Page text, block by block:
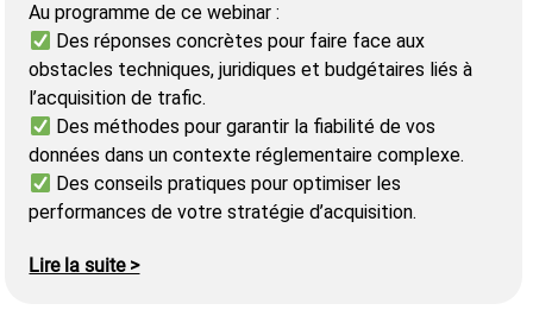
Au programme de ce webinar :
Des réponses concrètes pour faire face aux
obstacles techniques, juridiques et budgétaires liés à
l’acquisition de trafic.
Des méthodes pour garantir la fiabilité de vos
données dans un contexte réglementaire complexe.
Des conseils pratiques pour optimiser les
performances de votre stratégie d’acquisition.
Lire la suite >